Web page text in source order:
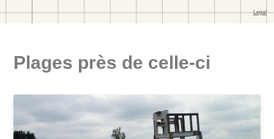
Plages près de celle-ci